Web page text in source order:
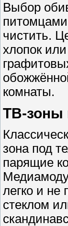
Выбор
питомцами
чистить.
хлопок
комнаты.
ТВ-зоны
зона под
парящие
легко и не
стеклом